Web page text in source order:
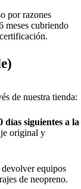
por razones
meses cubriendo
de nuestra tienda:
días siguientes a la
original y
devolver equipos
de neopreno.